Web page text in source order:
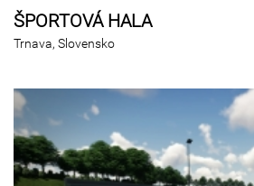
ŠPORTOVÁ HALA
Trnava, Slovensko